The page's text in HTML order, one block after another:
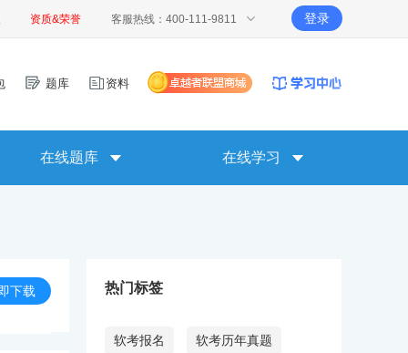
资质&荣誉 客服热线：400-111-9811 登录
题库 资料
在线题库 在线学习
下载 热门标签
软考报名 软考历年真题